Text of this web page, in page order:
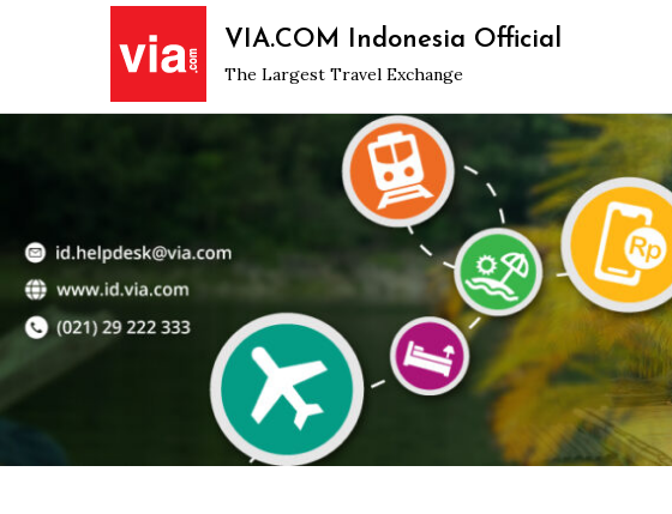
VIA.COM Indonesia Official
The Largest Travel Exchange